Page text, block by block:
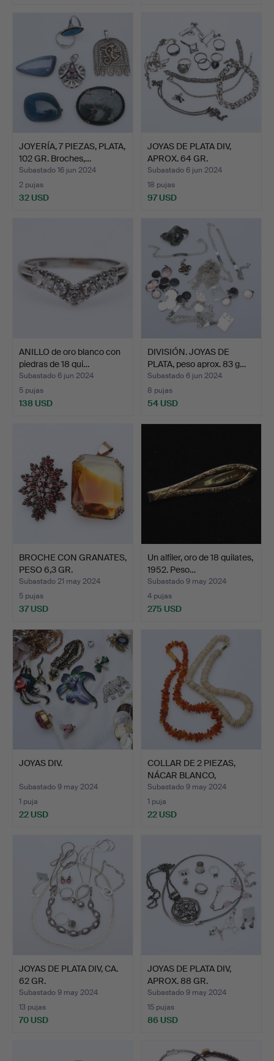
JOYERÍA, 7 PIEZAS, PLATA,
102 GR. Broches,…
Subastado 16 jun 2024
2 pujas
32 USD
JOYAS DE PLATA DIV,
APROX. 64 GR.
Subastado 6 jun 2024
18 pujas
97 USD
ANILLO de oro blanco con
piedras de 18 qui…
Subastado 6 jun 2024
5 pujas
138 USD
DIVISIÓN. JOYAS DE
PLATA, peso aprox. 83 g…
Subastado 6 jun 2024
8 pujas
54 USD
BROCHE CON GRANATES,
PESO 6,3 GR.
COLGANTE…
Subastado 21 may 2024
5 pujas
37 USD
Un alfiler, oro de 18 quilates,
1952. Peso…
Subastado 9 may 2024
4 pujas
275 USD
JOYAS DIV.
Subastado 9 may 2024
1 puja
22 USD
COLLAR DE 2 PIEZAS,
NÁCAR BLANCO,
APROXIMA…
Subastado 9 may 2024
1 puja
22 USD
JOYAS DE PLATA DIV, CA.
62 GR.
Subastado 9 may 2024
13 pujas
70 USD
JOYAS DE PLATA DIV,
APROX. 88 GR.
Subastado 9 may 2024
15 pujas
86 USD